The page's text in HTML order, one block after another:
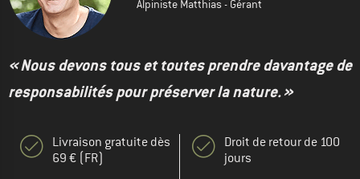
Alpiniste Matthias - Gérant
« Nous devons tous et toutes prendre davantage de
responsabilités pour préserver la nature. »
Livraison gratuite dès
69 € (FR)
Droit de retour de 100
jours